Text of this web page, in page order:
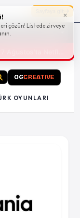
×
çözün! Listede zirveye
(PC ve konsollar) -
OGCREATIVE
OYUNLARI